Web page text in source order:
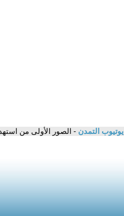
يوتيوب التمدن - الصور الأولى من